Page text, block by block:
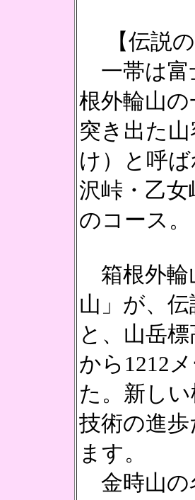
【伝説の
一帯は富
根外輪山
突き出た
け）と呼
沢峠・乙
のコース。
箱根外輪
山」が、
と、山岳
から1212
た。新し
技術の進
ます。
金時山の